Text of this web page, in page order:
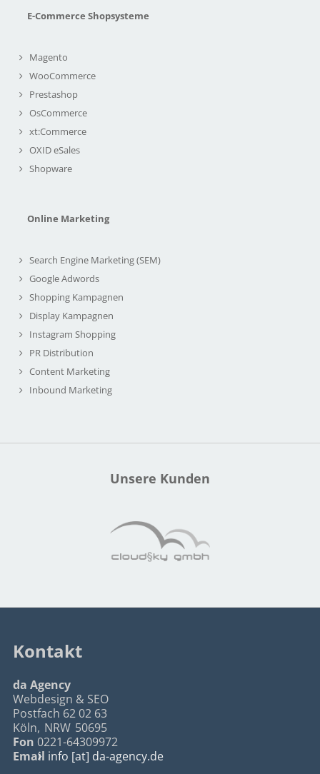
E-Commerce Shopsysteme
Magento
WooCommerce
Prestashop
OsCommerce
xt:Commerce
OXID eSales
Shopware
Online Marketing
Search Engine Marketing (SEM)
Google Adwords
Shopping Kampagnen
Display Kampagnen
Instagram Shopping
PR Distribution
Content Marketing
Inbound Marketing
Unsere Kunden
Kontakt
da Agency
Webdesign & SEO
Postfach 62 02 63
Köln, NRW 50695
Fon 0221-64309972
Email info [at] da-agency.de